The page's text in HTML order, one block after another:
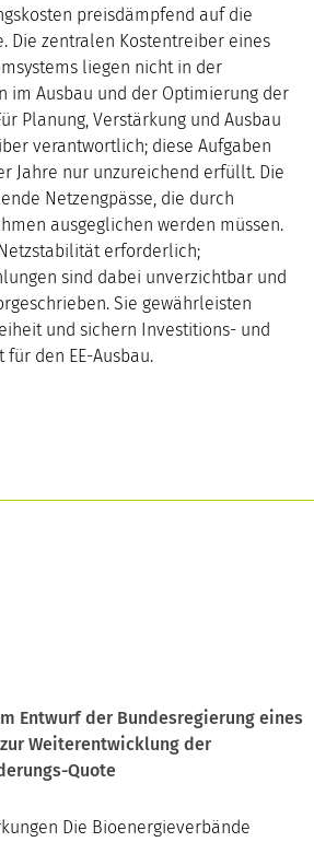
preisdämpfend auf die
Die zentralen Kostentreiber eines
liegen nicht in der
im Ausbau und der Optimierung der
Planung, Verstärkung und Ausbau
verantwortlich; diese Aufgaben
Jahre nur unzureichend erfüllt. Die
Netzengpässe, die durch
ausgeglichen werden müssen.
erforderlich;
sind dabei unverzichtbar und
Sie gewährleisten
und sichern Investitions- und
den EE-Ausbau.
Entwurf der Bundesregierung eines
Weiterentwicklung der
Quote
Die Bioenergieverbände